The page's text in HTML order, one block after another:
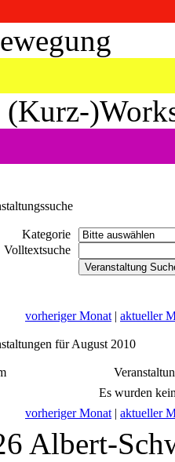
(Kurz-
Kategorie
Volltextsuche
vorheriger Monat | aktueller
für August 2010
Es wurden
vorheriger Monat | aktueller
Albert-